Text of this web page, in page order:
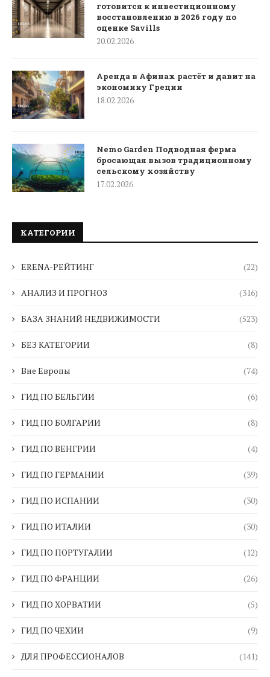
готовится к инвестиционному
восстановлению в 2026 году по
оценке Savills
20.02.2026
Аренда в Афинах растёт и давит на
экономику Греции
18.02.2026
Nemo Garden Подводная ферма
бросающая вызов традиционному
сельскому хозяйству
17.02.2026
КАТЕГОРИИ
ERENA-РЕЙТИНГ (22)
АНАЛИЗ И ПРОГНОЗ (316)
БАЗА ЗНАНИЙ НЕДВИЖИМОСТИ (523)
БЕЗ КАТЕГОРИИ (8)
Вне Европы (74)
ГИД ПО БЕЛЬГИИ (6)
ГИД ПО БОЛГАРИИ (8)
ГИД ПО ВЕНГРИИ (4)
ГИД ПО ГЕРМАНИИ (39)
ГИД ПО ИСПАНИИ (30)
ГИД ПО ИТАЛИИ (30)
ГИД ПО ПОРТУГАЛИИ (12)
ГИД ПО ФРАНЦИИ (26)
ГИД ПО ХОРВАТИИ (5)
ГИД ПО ЧЕХИИ (9)
ДЛЯ ПРОФЕССИОНАЛОВ (141)